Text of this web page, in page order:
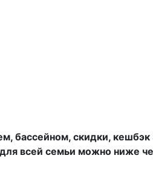
бассейном, скидки,
всей семьи можно ниже